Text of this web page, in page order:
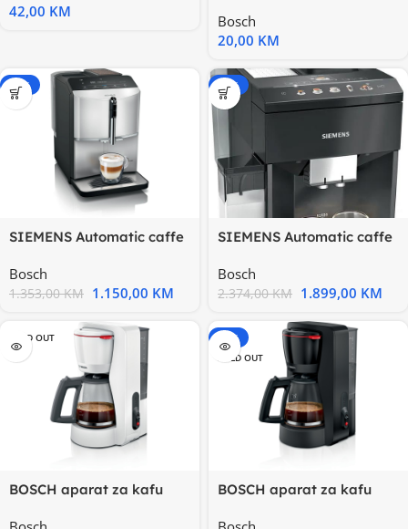
42,00 KM
vrećice
Bosch
20,00 KM
-15%
SIEMENS Automatic caffe
Bosch
1.353,00KM 1.150,00 KM
-20%
SIEMENS Automatic caffe
Bosch
2.374,00KM 1.899,00 KM
SOLD OUT
BOSCH aparat za kafu
-20%
SOLD OUT
BOSCH aparat za kafu